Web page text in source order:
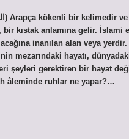
bir kıstak anlamına gelir.
inanılan alan veya
mezarındaki hayatı,
şeyleri gerektiren bir hayat
âleminde ruhlar ne yapar?…